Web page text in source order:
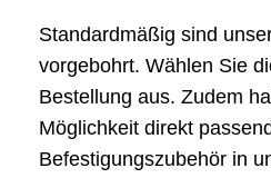
Standardmäßig sind
vorgebohrt. Wählen Sie
Bestellung aus. Zudem
Möglichkeit direkt
Befestigungszubehör in